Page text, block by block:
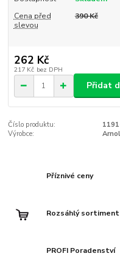
Cena před
slevou
390 Kč
262 Kč
217 Kč bez DPH
Přidat
Číslo produktu:
Výrobce:
Příznivé ceny
Rozsáhlý sortiment
PROFI Poradenství